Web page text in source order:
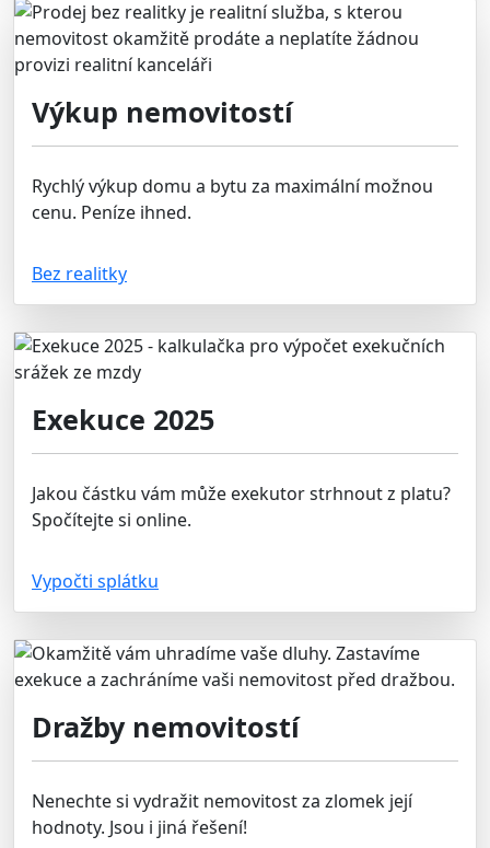
Výkup nemovitostí
Rychlý výkup domu a bytu za maximální možnou
cenu. Peníze ihned.
Bez realitky
Exekuce 2025
Jakou částku vám může exekutor strhnout z platu?
Spočítejte si online.
Vypočti splátku
Dražby nemovitostí
Nenechte si vydražit nemovitost za zlomek její
hodnoty. Jsou i jiná řešení!